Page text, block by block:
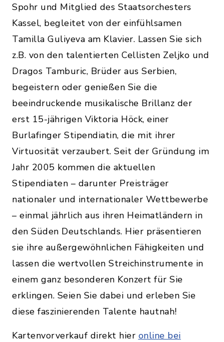
Spohr und Mitglied des Staatsorchesters
Kassel, begleitet von der einfühlsamen
Tamilla Guliyeva am Klavier. Lassen Sie sich
z.B. von den talentierten Cellisten Zeljko und
Dragos Tamburic, Brüder aus Serbien,
begeistern oder genießen Sie die
beeindruckende musikalische Brillanz der
erst 15-jährigen Viktoria Höck, einer
Burlafinger Stipendiatin, die mit ihrer
Virtuosität verzaubert. Seit der Gründung im
Jahr 2005 kommen die aktuellen
Stipendiaten – darunter Preisträger
nationaler und internationaler Wettbewerbe
– einmal jährlich aus ihren Heimatländern in
den Süden Deutschlands. Hier präsentieren
sie ihre außergewöhnlichen Fähigkeiten und
lassen die wertvollen Streichinstrumente in
einem ganz besonderen Konzert für Sie
erklingen. Seien Sie dabei und erleben Sie
diese faszinierenden Talente hautnah!
Kartenvorverkauf direkt hier online bei